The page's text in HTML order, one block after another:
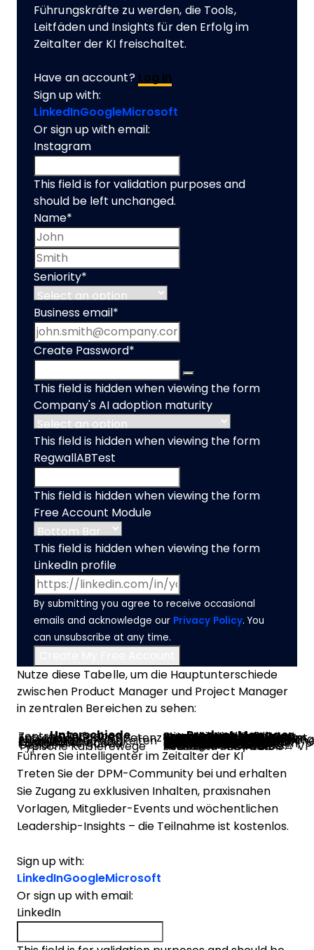
Führungskräfte zu werden, die Tools,
Leitfäden und Insights für den Erfolg im
Zeitalter der KI freischaltet.
Have an account? Log In
Sign up with:
LinkedInGoogleMicrosoft
Or sign up with email:
Instagram
This field is for validation purposes and
should be left unchanged.
Name*
Seniority*
Business email *
Create Password*
This field is hidden when viewing the form
Company's AI adoption maturity
This field is hidden when viewing the form
RegwallABTest
This field is hidden when viewing the form
Free Account Module
This field is hidden when viewing the form
LinkedIn profile
By submitting you agree to receive occasional
emails and acknowledge our Privacy Policy. You
can unsubscribe at any time.
Nutze diese Tabelle, um die Hauptunterschiede
zwischen Product Manager und Project Manager
in zentralen Bereichen zu sehen:
Unterschiede Product Manager
Zentrale Aufgaben Setzt die Vision, definiert Strategie und Roadmap, verantwortet den Produktlebenszyklus, stimmt Teams ab
EntscheidungskompetenzPriorisiert Funktionen, verantwortet Produktausrichtung, passt auf Grundlage von Daten und Marktrückmeldungen an
Auswirkung Steigert langfristig Produktwert, Markteignung und Kundenzufriedenheit
Erforderliche Fähigkeiten Datenanalyse, strategisches Denken, Nutzerverständnis, Führung, kaufmännische/technische Kenntnisse
Qualifikationen und Zertifikate Keine vorgeschriebenen Lizenzen; gängige Zertifikate: CSPO, PSPO, Product School, NPDP
Tägliche Aufgaben Definiert Anforderungen, trifft Stakeholder, recherchiert Nutzer, steuert Roadmap und Produkteinführungen
Gehalt Einsteiger: $80K–$110K;
Mid: $120K–$160K;
Senior: $170K–$210K+;
CPO: $186K–$290K+
Typische Karrierewege
Associate PM → PM → Senior PM → Director → VP → CPO → CEO/COO
Führen Sie intelligenter im Zeitalter der KI
Treten Sie der DPM-Community bei und erhalten
Sie Zugang zu exklusiven Inhalten, praxisnahen
Vorlagen, Mitglieder-Events und wöchentlichen
Leadership-Insights – die Teilnahme ist kostenlos.
Sign up with:
LinkedInGoogleMicrosoft
Or sign up with email:
LinkedIn